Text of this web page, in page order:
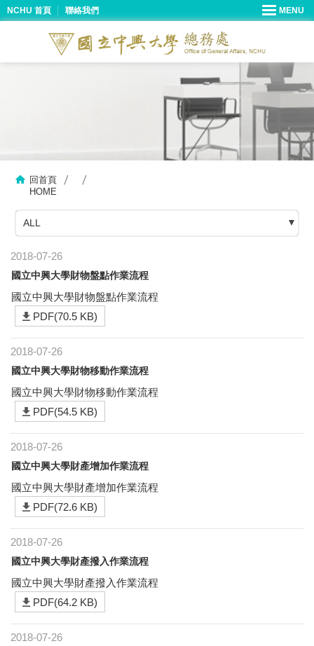
NCHU 首頁 聯絡我們
回首頁
HOME
ALL
2018-07-26
國立中興大學財物盤點作業流程
國立中興大學財物盤點作業流程
PDF(70.5 KB)
2018-07-26
國立中興大學財物移動作業流程
國立中興大學財物移動作業流程
PDF(54.5 KB)
2018-07-26
國立中興大學財產增加作業流程
國立中興大學財產增加作業流程
PDF(72.6 KB)
2018-07-26
國立中興大學財產撥入作業流程
國立中興大學財產撥入作業流程
PDF(64.2 KB)
2018-07-26